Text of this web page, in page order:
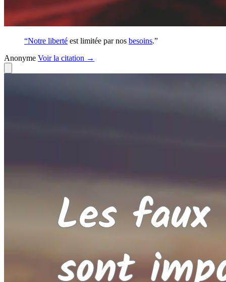
“Notre liberté est limitée par nos besoins.”
Anonyme Voirla citation →